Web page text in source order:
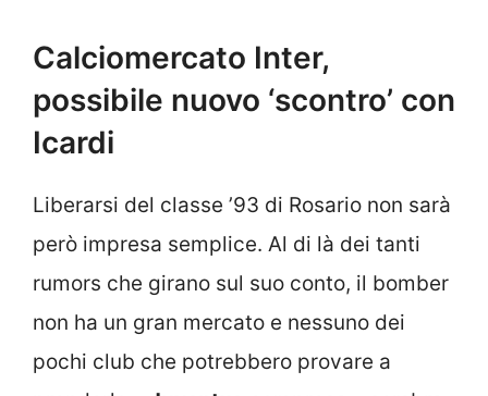
Calciomercato Inter,
possibile nuovo ‘scontro’ con
Icardi
Liberarsi del classe ’93 di Rosario non sarà
però impresa semplice. Al di là dei tanti
rumors che girano sul suo conto, il bomber
non ha un gran mercato e nessuno dei
pochi club che potrebbero provare a